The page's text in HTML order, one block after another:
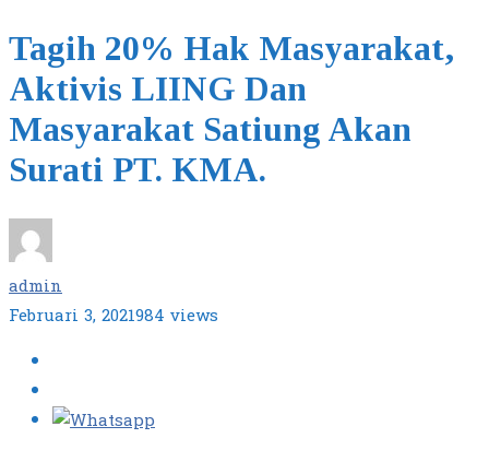
Tagih 20% Hak Masyarakat,
Aktivis LIING Dan
Masyarakat Satiung Akan
Surati PT. KMA.
admin
Februari 3, 2021984 views